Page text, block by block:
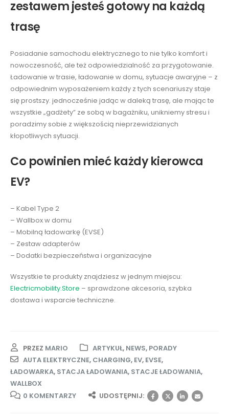
zestawem jesteś gotowy na każdą
trasę
Posiadanie samochodu elektrycznego to nie tylko komfort i
nowoczesność, ale też odpowiedzialność za przygotowanie.
Ładowanie w trasie, ładowanie w domu, sytuacje awaryjne – z
odpowiednim wyposażeniem każdy z tych scenariuszy staje
się prostszy. jednocześnie jadąc w daleką trasę, ale mając te
wszystkie „gadżety” ze sobą w bagażniku, unikniemy stresu i
poradzimy sobie z większością nieprzewidzianych
kłopotliwych sytuacji.
Co powinien mieć każdy kierowca
EV?
– Kabel Type 2
– Wallbox w domu
– Mobilną ładowarkę (EVSE)
– Zestaw adapterów
– Dodatki bezpieczeństwa i organizacyjne
Wszystkie te produkty znajdziesz w jednym miejscu:
Electricmobility.Store – sprawdzone akcesoria, szybka
dostawa i wsparcie techniczne.
PRZEZ MARIO ARTYKUŁ, NEWS, PORADY
AUTA ELEKTRYCZNE, CHARGING, EV, EVSE,
ŁADOWARKA, STACJA ŁADOWANIA, STACJE ŁADOWANIA,
WALLBOX
0 KOMENTARZY
UDOSTĘPNIJ: